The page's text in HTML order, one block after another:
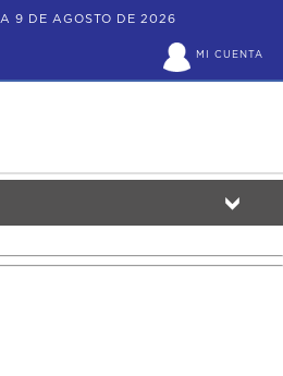
9 DE AGOSTO DE 2026
MI CUENTA